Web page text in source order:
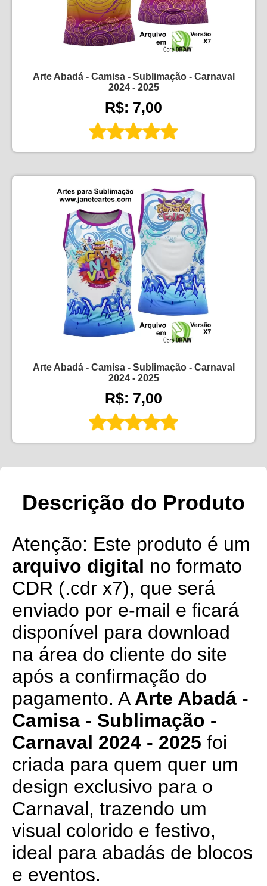
Arte Abadá - Camisa - Sublimação - Carnaval
2024 - 2025
R$: 7,00
Arte Abadá - Camisa - Sublimação - Carnaval
2024 - 2025
R$: 7,00
Descrição do Produto
Atenção: Este produto é um
arquivo digital no formato
CDR (.cdr x7), que será
enviado por e-mail e ficará
disponível para download
na área do cliente do site
após a confirmação do
pagamento. A Arte Abadá -
Camisa - Sublimação -
Carnaval 2024 - 2025 foi
criada para quem quer um
design exclusivo para o
Carnaval, trazendo um
visual colorido e festivo,
ideal para abadás de blocos
e eventos.